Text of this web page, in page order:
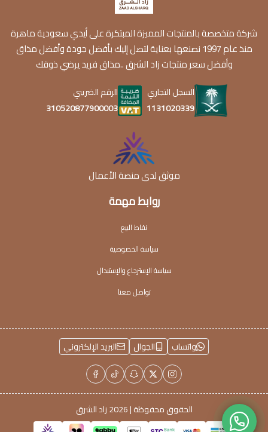
روابط مهمة
نقاط البيع
سياسة الخصوصية
سياسة الإسترجاع والإستبدال
تواصل معنا
شركة متخصصة بالمنتجات المميزة المبتكرة على أيدي سعودية ماهرة
منذ عام 1997 نصنعها بعناية لتصل إليك بأفضل جودة وأفضل مذاق
وأفضل سعر منتجات زاد الشرق ..مذاق فريد يرضي ذوقك
السجل التجاري
1131020339
الرقم الضريبي
310520877900003
موثق لدى منصة الأعمال
واتساب الجوال البريد الإلكتروني
الحقوق محفوظة | 2026 زاد الشرق